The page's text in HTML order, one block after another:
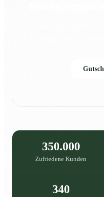
350.000
Zufriedene Kunden
340